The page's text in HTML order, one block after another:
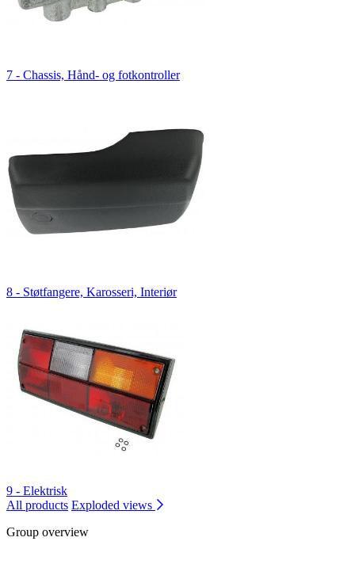
7 - Chassis, Hånd- og fotkontroller
8 - Støtfangere, Karosseri, Interiør
9 - Elektrisk
All products Exploded views
Group overview